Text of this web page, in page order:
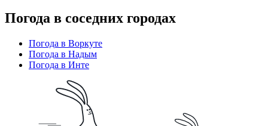
Погода в соседних городах
Погода в Воркуте
Погода в Надым
Погода в Инте